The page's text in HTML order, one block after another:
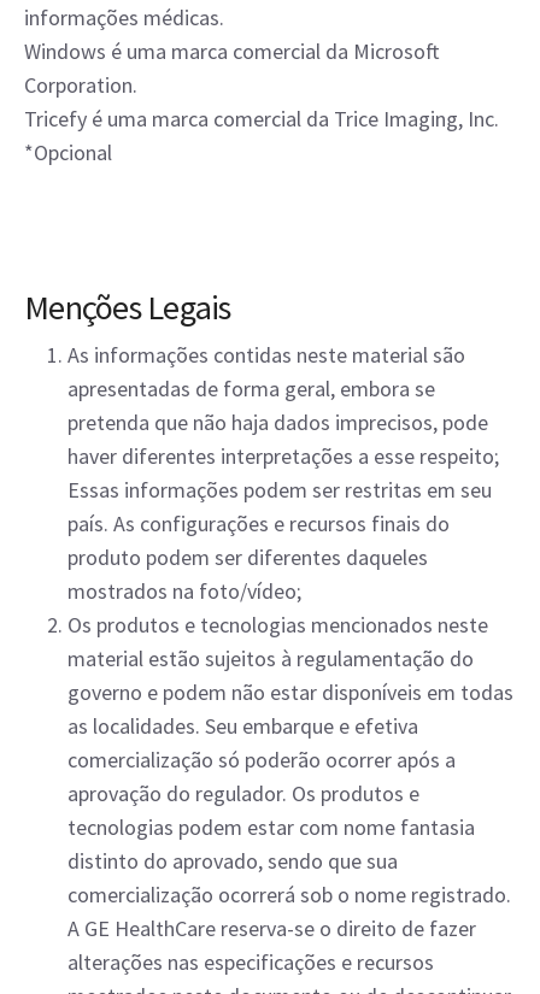
informações médicas.
Windows é uma marca comercial da Microsoft
Corporation.
Tricefy é uma marca comercial da Trice Imaging, Inc.
*Opcional
Menções Legais
As informações contidas neste material são
apresentadas de forma geral, embora se
pretenda que não haja dados imprecisos, pode
haver diferentes interpretações a esse respeito;
Essas informações podem ser restritas em seu
país. As configurações e recursos finais do
produto podem ser diferentes daqueles
mostrados na foto/vídeo;
Os produtos e tecnologias mencionados neste
material estão sujeitos à regulamentação do
governo e podem não estar disponíveis em todas
as localidades. Seu embarque e efetiva
comercialização só poderão ocorrer após a
aprovação do regulador. Os produtos e
tecnologias podem estar com nome fantasia
distinto do aprovado, sendo que sua
comercialização ocorrerá sob o nome registrado.
A GE HealthCare reserva-se o direito de fazer
alterações nas especificações e recursos